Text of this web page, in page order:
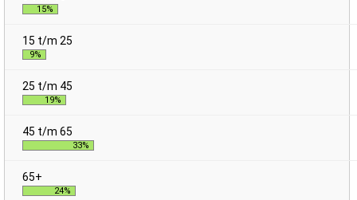
15%
9%
19%
33%
24%